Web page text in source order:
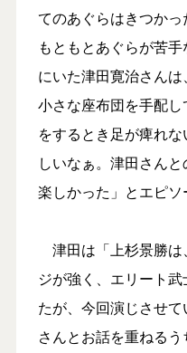
てのあぐらはきつかっ
もともとあぐらが苦
にいた津田寛治さん
小さな座布団を手配
をするとき足が痺れ
しいなぁ。津田さん
楽しかった」とエピソ
津田は「上杉景勝は
ジが強く、エリート
たが、今回演じさせ
さんとお話を重ねる